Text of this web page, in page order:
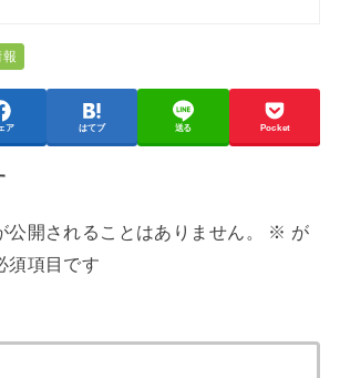
ア はてブ 送る Pocket
公開されることはありません。 ※ が
須項目です